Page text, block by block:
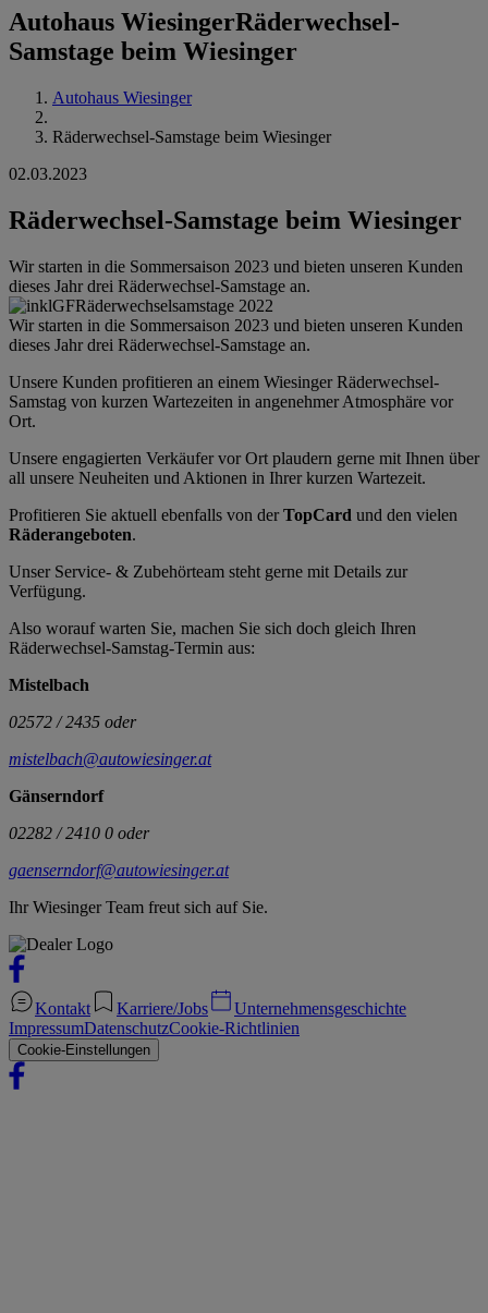
Autohaus WiesingerRäderwechsel-
Samstage beim Wiesinger
Autohaus Wiesinger
Räderwechsel-Samstage beim Wiesinger
02.03.2023
Räderwechsel-Samstage beim Wiesinger
Wir starten in die Sommersaison 2023 und bieten unseren Kunden
dieses Jahr drei Räderwechsel-Samstage an.
Wir starten in die Sommersaison 2023 und bieten unseren Kunden
dieses Jahr drei Räderwechsel-Samstage an.
Unsere Kunden profitieren an einem Wiesinger Räderwechsel-
Samstag von kurzen Wartezeiten in angenehmer Atmosphäre vor
Ort.
Unsere engagierten Verkäufer vor Ort plaudern gerne mit Ihnen über
all unsere Neuheiten und Aktionen in Ihrer kurzen Wartezeit.
Profitieren Sie aktuell ebenfalls von derTopCard und den vielen
Räderangeboten.
Unser Service- & Zubehörteam steht gerne mit Details zur
Verfügung.
Also worauf warten Sie, machen Sie sich doch gleich Ihren
Räderwechsel-Samstag-Termin aus:
Mistelbach
02572 / 2435 oder
mistelbach@autowiesinger.at
Gänserndorf
02282 / 2410 0 oder
gaenserndorf@autowiesinger.at
Ihr Wiesinger Team freut sich auf Sie.
Kontakt Karriere/Jobs
Unternehmensgeschichte
ImpressumDatenschutzCookie-Richtlinien
Cookie-Einstellungen